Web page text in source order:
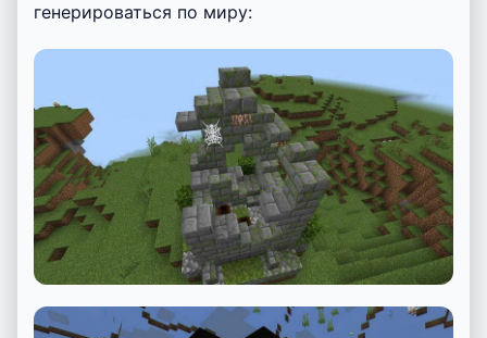
генерироваться по миру: